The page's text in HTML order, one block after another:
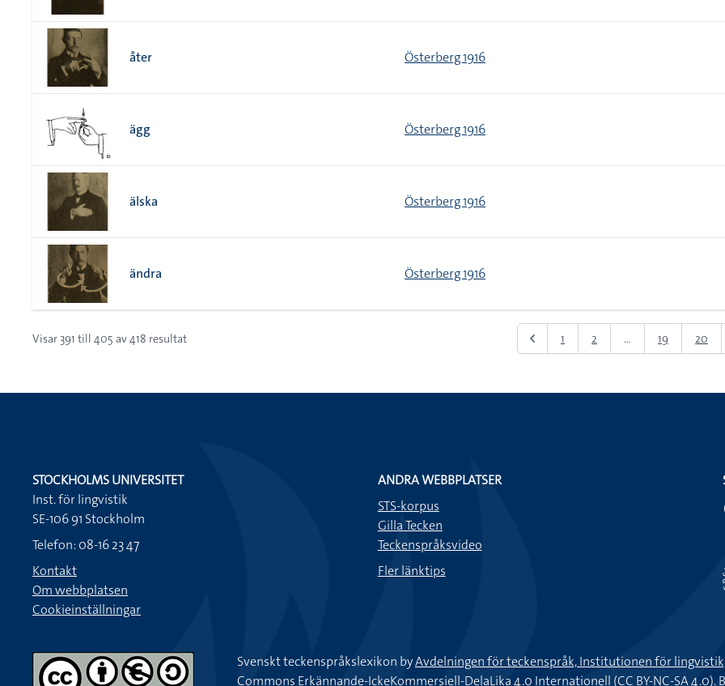
åter Österberg 1916
ägg Österberg 1916
älska Österberg 1916
ändra Österberg 1916
Visar 391 till 405 av418 resultat 1 2 ... 19 20
STOCKHOLMS UNIVERSITET
Inst. för lingvistik
SE-106 91 Stockholm
Telefon: 08-16 23 47
Kontakt
Om webbplatsen
Cookieinställningar
ANDRA WEBBPLATSER
STS-korpus
Gilla Tecken
Teckenspråksvideo
Fler länktips
Svenskt teckenspråkslexikon byAvdelningen för teckenspråk, Institutionen för
Commons Erkännande-IckeKommersiell-DelaLika 4.0 Internationell (CC BY-NC-SA 4.0).